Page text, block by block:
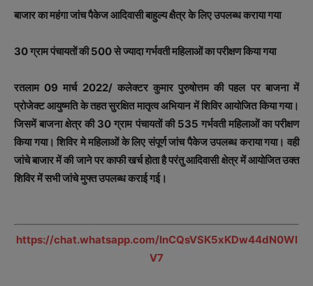
बाजार का महंगा जांच पैकेज आदिवासी बाहुल्य क्षैत्र के लिए उपलब्ध कराया गया
30 ग्राम पंचायतों की 500 से ज्यादा गर्भवती महिलाओं का परीक्षण किया गया
रतलाम 09 मार्च 2022/ कलेक्टर कुमार पुरुषोत्तम की पहल पर बाजना में
प्रोजेक्ट आयुष्मति के तहत सुरक्षित मातृत्व अभियान में शिविर आयोजित किया गया।
जिसमें बाजना क्षेत्र की 30 ग्राम पंचायतों की 535 गर्भवती महिलाओं का परीक्षण
किया गया। शिविर मे महिलाओं के लिए संपूर्ण जांच पैकेज उपलब्ध कराया गया। वही
जांचे बाजार में की जाने पर काफी खर्च होता है परंतु आदिवासी क्षेत्र में आयोजित उक्त
शिविर में सभी जांचे मुफ्त उपलब्ध कराई गई।
https://chat.whatsapp.com/InCQsVSK5xKDw44dN0Wl
V7